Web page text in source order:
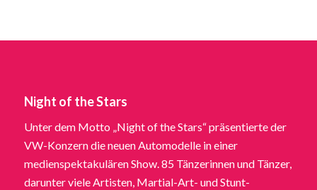
Night of the Stars
Unter dem Motto „Night of the Stars“ präsentierte der
VW-Konzern die neuen Automodelle in einer
medienspektakulären Show. 85 Tänzerinnen und Tänzer,
darunter viele Artisten, Martial-Art- und Stunt-